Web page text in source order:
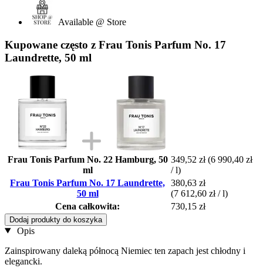
Available @ Store
Kupowane często z Frau Tonis Parfum No. 17
Laundrette, 50 ml
Frau Tonis Parfum No. 22 Hamburg, 50
ml
349,52 zł (6 990,40 zł
/ l)
Frau Tonis Parfum No. 17 Laundrette,
50 ml
380,63 zł
(7 612,60 zł / l)
Cena całkowita:
730,15 zł
Dodaj produkty do koszyka
Opis
Zainspirowany daleką północą Niemiec ten zapach jest chłodny i
elegancki.